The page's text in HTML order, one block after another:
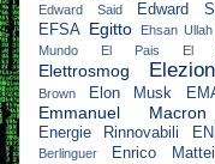
Edward Said
Edward
EFSA Egitto Ehsan
Mundo
El Pais El
Elettrosmog
Brown
Elon Musk
Emmanuel Macron
Energie Rinnovabili ENI
Berlinguer
Enrico Mattei